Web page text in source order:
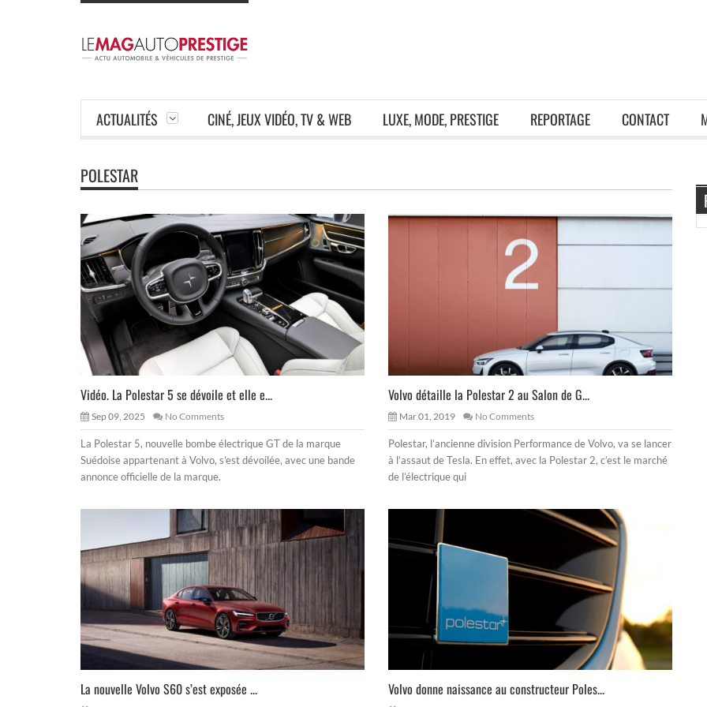
ACTUALITÉS CINÉ, JEUX VIDÉO, TV & WEB LUXE, MODE, PRESTIGE REPORTAGE CONTACT
POLESTAR
Vidéo. La Polestar 5 se dévoile et elle e...
Sep 09, 2025 No Comments
La Polestar 5, nouvelle bombe électrique GT de la marque
Suédoise appartenant à Volvo, s’est dévoilée, avec une bande
annonce officielle de la marque.
Volvo détaille la Polestar 2 au Salon de G...
Mar 01, 2019 No Comments
Polestar, l’ancienne division Performance de Volvo, va se lancer
à l’assaut de Tesla. En effet, avec la Polestar 2, c’est le marché
de l’électrique qui
La nouvelle Volvo S60 s’est exposée ... Volvo donne naissance au constructeur Poles...